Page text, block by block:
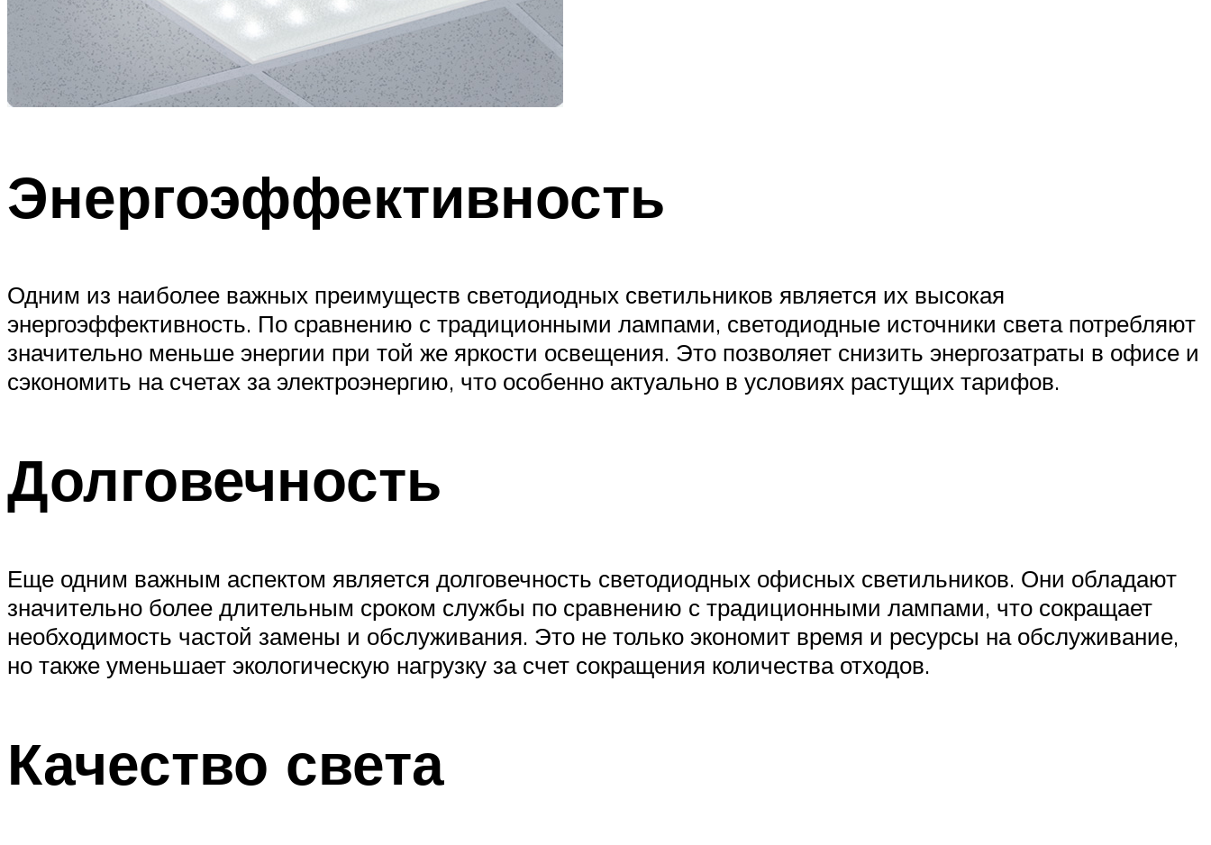
Энергоэффективность
Одним из наиболее важных преимуществ светодиодных светильников является их высокая
энергоэффективность. По сравнению с традиционными лампами, светодиодные источники света потребляют
значительно меньше энергии при той же яркости освещения. Это позволяет снизить энергозатраты в офисе и
сэкономить на счетах за электроэнергию, что особенно актуально в условиях растущих тарифов.
Долговечность
Еще одним важным аспектом является долговечность светодиодных офисных светильников. Они обладают
значительно более длительным сроком службы по сравнению с традиционными лампами, что сокращает
необходимость частой замены и обслуживания. Это не только экономит время и ресурсы на обслуживание,
но также уменьшает экологическую нагрузку за счет сокращения количества отходов.
Качество света